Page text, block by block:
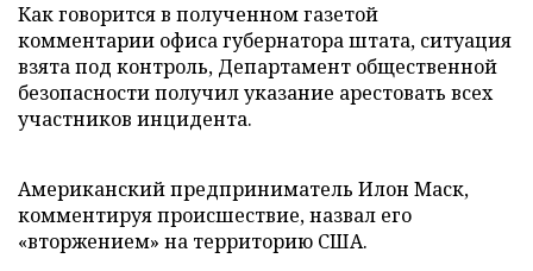
Как говорится в полученном газетой
комментарии офиса губернатора штата, ситуация
взята под контроль, Департамент общественной
безопасности получил указание арестовать всех
участников инцидента.
Американский предприниматель Илон Маск,
комментируя происшествие, назвал его
«вторжением» на территорию США.